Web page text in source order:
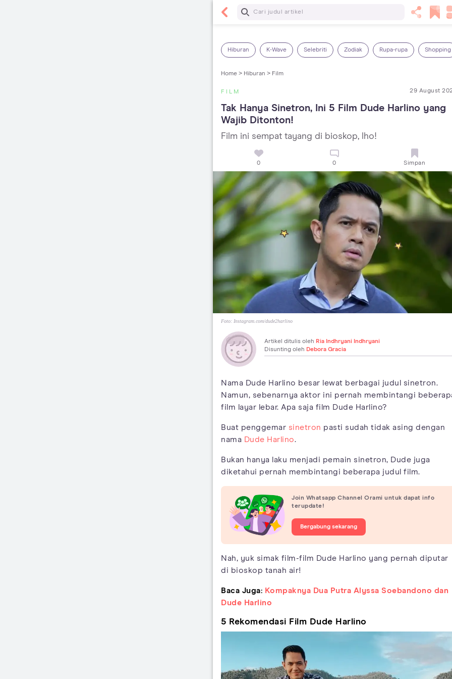
Baca Selanjutnya
Hiburan K-Wave Selebriti Zodiak Rupa-rupa Shopping
Home > Hiburan > Film
FILM 29 August
Tak Hanya Sinetron, Ini 5 Film Dude Harlino yang
Wajib Ditonton!
Film ini sempat tayang di bioskop, lho!
0 0 Simpan
Foto: Instagram.com/dude2harlino
Artikel ditulis oleh Ria Indhryani Indhryani
Disunting oleh Debora Gracia
Nama Dude Harlino besar lewat berbagai judul sinetron.
Namun, sebenarnya aktor ini pernah membintangi
film layar lebar. Apa saja film Dude Harlino?
Buat penggemar sinetron pasti sudah tidak asing dengan
nama Dude Harlino.
Bukan hanya laku menjadi pemain sinetron, Dude juga
diketahui pernah membintangi beberapa judul film.
Join Whatsapp Channel Orami untuk dapat info
terupdate!
Bergabung sekarang
Nah, yuk simak film-film Dude Harlino yang pernah diputar
di bioskop tanah air!
Baca Juga: Kompaknya Dua Putra Alyssa Soebandono dan
Dude Harlino
5 Rekomendasi Film Dude Harlino